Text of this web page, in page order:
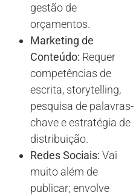
gestão de
orçamentos.
Marketing de
Conteúdo: Requer
competências de
escrita, storytelling,
pesquisa de palavras-
chave e estratégia de
distribuição.
Redes Sociais: Vai
muito além de
publicar; envolve